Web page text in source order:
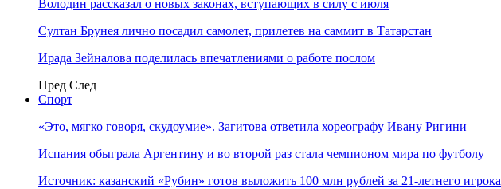
Володин рассказал о новых законах, вступающих в силу с июля
Султан Брунея лично посадил самолет, прилетев на саммит в Татарстан
Ирада Зейналова поделилась впечатлениями о работе послом
Пред След
Спорт
«Это, мягко говоря, скудоумие». Загитова ответила хореографу Ивану Ригини
Испания обыграла Аргентину и во второй раз стала чемпионом мира по футболу
Источник: казанский «Рубин» готов выложить 100 млн рублей за 21-летнего игрока